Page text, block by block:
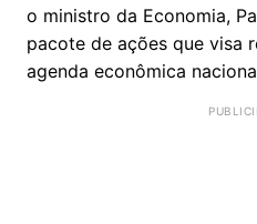
o ministro da Economia,
pacote de ações que visa
agenda econômica